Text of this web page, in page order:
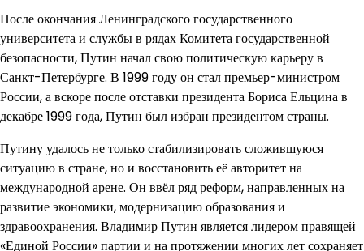
После окончания Ленинградского государственного
университета и службы в рядах Комитета государственной
безопасности, Путин начал свою политическую карьеру в
Санкт-Петербурге. В 1999 году он стал премьер-министром
России, а вскоре после отставки президента Бориса Ельцина в
декабре 1999 года, Путин был избран президентом страны.
Путину удалось не только стабилизировать сложившуюся
ситуацию в стране, но и восстановить её авторитет на
международной арене. Он ввёл ряд реформ, направленных на
развитие экономики, модернизацию образования и
здравоохранения. Владимир Путин является лидером правящей
«Единой России» партии и на протяжении многих лет сохраняет